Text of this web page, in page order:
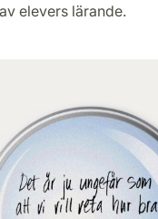
elevers lärande.